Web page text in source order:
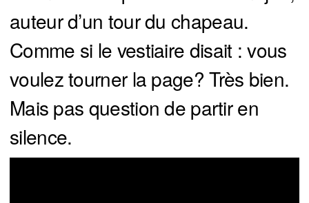
auteur d’un tour du chapeau.
Comme si le vestiaire disait : vous
voulez tourner la page? Très bien.
Mais pas question de partir en
silence.